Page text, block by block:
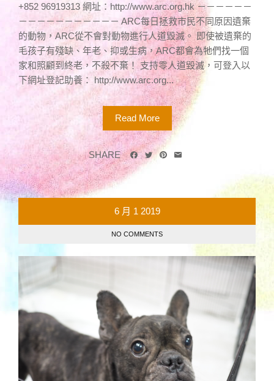
+852 96919313 網址：http://www.arc.org.hk －－－－－－
－－－－－－－－－－－ ARC每日拯救市民不同原因遺棄
的動物，ARC從不會對動物進行人道毀滅。 即使被遺棄的
毛孩子有殘缺、年老、抑或生病，ARC都會為牠們找一個
家和照顧到終老，不殺不棄！ 支持零人道毀滅，可登入以
下網址登記助養： http://www.arc.org...
Read More
SHARE
6 月 1 2019
NO COMMENTS